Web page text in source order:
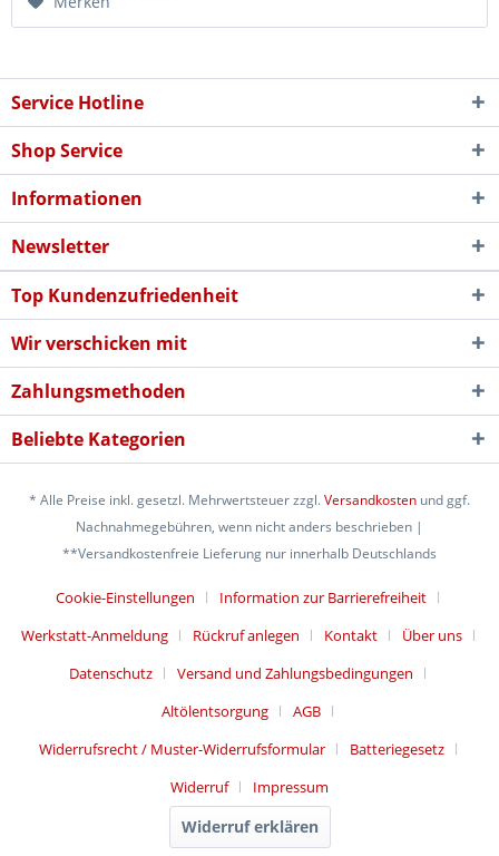
Service Hotline
Shop Service
Informationen
Newsletter
Top Kundenzufriedenheit
Wir verschicken mit
Zahlungsmethoden
Beliebte Kategorien
* Alle Preise inkl. gesetzl. Mehrwertsteuer zzgl.Versandkosten und ggf.
Nachnahmegebühren, wenn nicht anders beschrieben |
**Versandkostenfreie Lieferung nur innerhalb Deutschlands
Cookie-Einstellungen
Information zur Barrierefreiheit
Werkstatt-Anmeldung
Rückruf anlegen Kontakt
Über uns
Datenschutz
Versand und Zahlungsbedingungen
Altölentsorgung
AGB
Widerrufsrecht / Muster-Widerrufsformular
Batteriegesetz
Widerruf
Impressum
Widerruf erklären